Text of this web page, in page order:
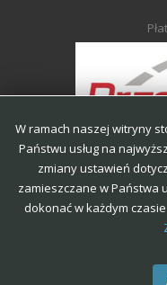
Regulamin portalu
W ramach naszej witryny
Państwu usług na
zmiany ustawień
zamieszczane w Państwa
dokonać w każdym